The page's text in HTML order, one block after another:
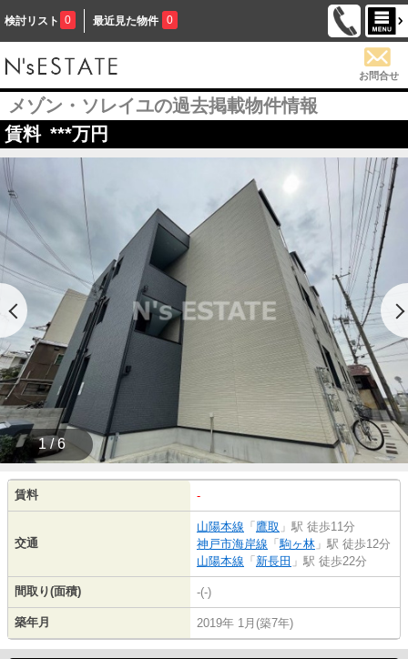
検討リスト 0 最近見た物件 0
お問合せ
メゾン・ソレイユの過去掲載物件情報
賃料 ***万円
1 / 6
賃料 -
交通
山陽本線 「 鷹取 」駅 徒歩11分
神戸市海岸線 「駒ヶ林 」駅 徒歩12分
山陽本線 「 新長田 」駅 徒歩22分
間取り(面積) -(-)
築年月 2019年 1月(築7年)